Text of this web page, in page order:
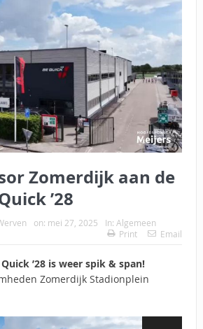
Zomerdijk aan de
’28
on: mei 27, 2025 In: Algemeen
Print
Email
’28 is weer spik & span!
Zomerdijk Stadionplein